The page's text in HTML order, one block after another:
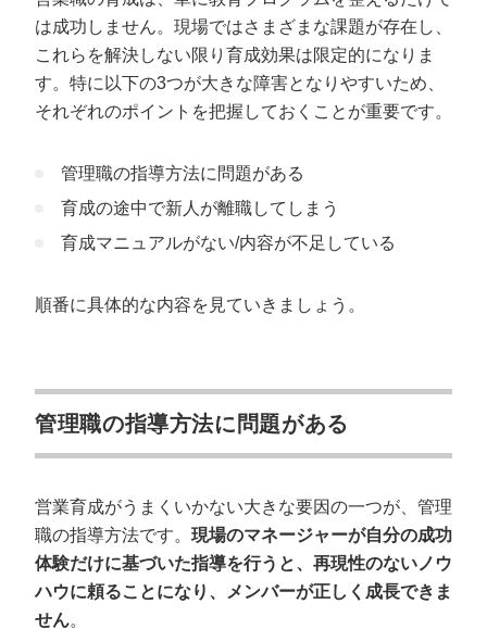
は成功しません。現場ではさまざまな課題が存在し、
これらを解決しない限り育成効果は限定的になりま
す。特に以下の3つが大きな障害となりやすいため、
それぞれのポイントを把握しておくことが重要です。
管理職の指導方法に問題がある
育成の途中で新人が離職してしまう
育成マニュアルがない/内容が不足している
順番に具体的な内容を見ていきましょう。
管理職の指導方法に問題がある
営業育成がうまくいかない大きな要因の一つが、管理
職の指導方法です。 現場のマネージャーが自分の成功
体験だけに基づいた指導を行うと、再現性のないノウ
ハウに頼ることになり、メンバーが正しく成長できま
せん。